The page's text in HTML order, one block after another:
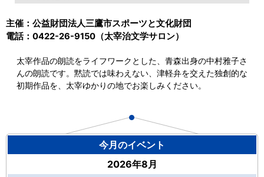
主催：公益財団法人三鷹市スポーツと文化財団
電話：0422-26-9150（太宰治文学サロン）
太宰作品の朗読をライフワークとした、青森出身の中村雅子さ
んの朗読です。黙読では味わえない、津軽弁を交えた独創的な
初期作品を、太宰ゆかりの地でお楽しみください。
今月のイベント
2026年8月